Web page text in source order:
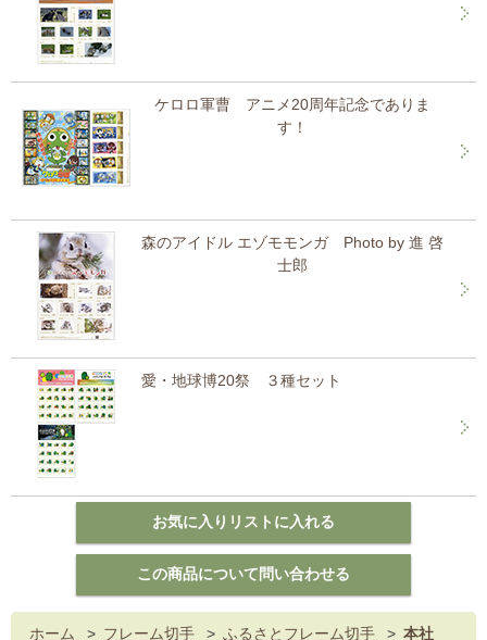
ケロロ軍曹 アニメ20周年記念でありま
す！
森のアイドル エゾモモンガ Photo by 進 啓
士郎
愛・地球博20祭 ３種セット
ホーム > フレーム切手 > ふるさとフレーム切手 > 本社